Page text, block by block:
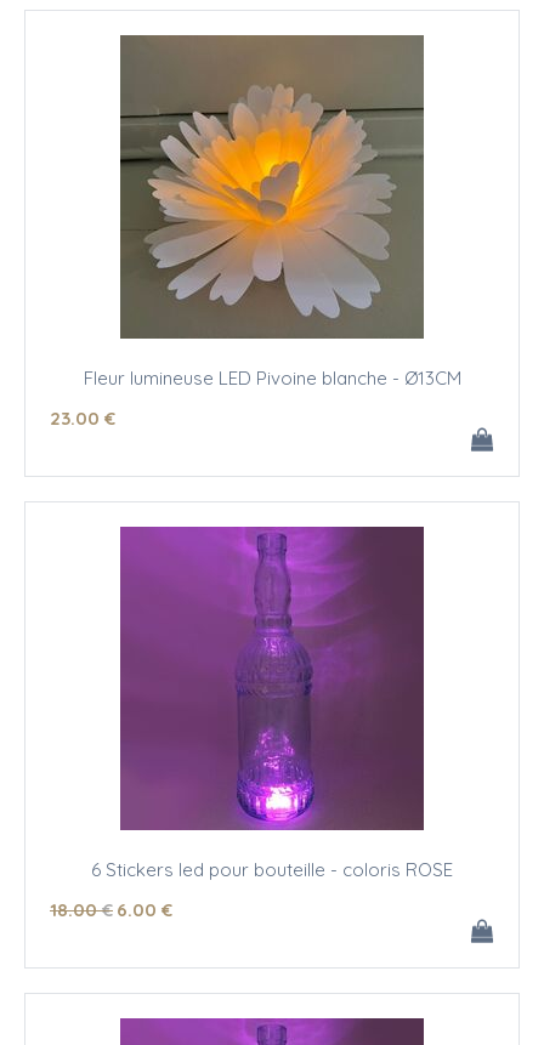
Fleur lumineuse LED Pivoine blanche - Ø13CM
23.00 €
6 Stickers led pour bouteille - coloris ROSE
18.00 € 6.00 €